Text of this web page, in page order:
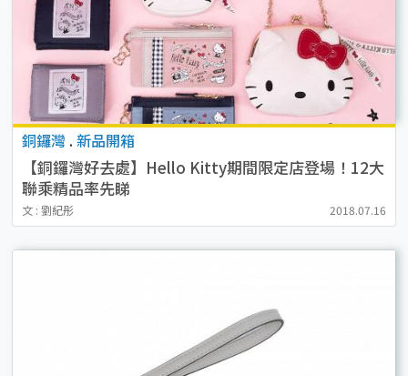
銅鑼灣 . 新品開箱
【銅鑼灣好去處】Hello Kitty期間限定店登場！12大
聯乘精品率先睇
文 : 劉紀彤 2018.07.16